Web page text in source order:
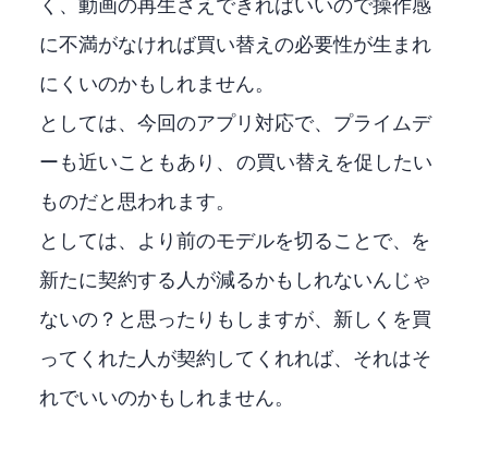
く、動画の再生さえできればいいので操作感
に不満がなければ買い替えの必要性が生まれ
にくいのかもしれません。
Amazonとしては、今回のXBOXアプリ対応で、プライムデ
ーも近いこともあり、Fire TV Stickの買い替えを促したい
ものだと思われます。
Microsoftとしては、Fire Stick 2023より前のモデルを切ることで、XBOX GAME PASS Ultimateを
新たに契約する人が減るかもしれないんじゃ
ないの？と思ったりもしますが、新しくFire Stickを買
ってくれた人が契約してくれれば、それはそ
れでいいのかもしれません。